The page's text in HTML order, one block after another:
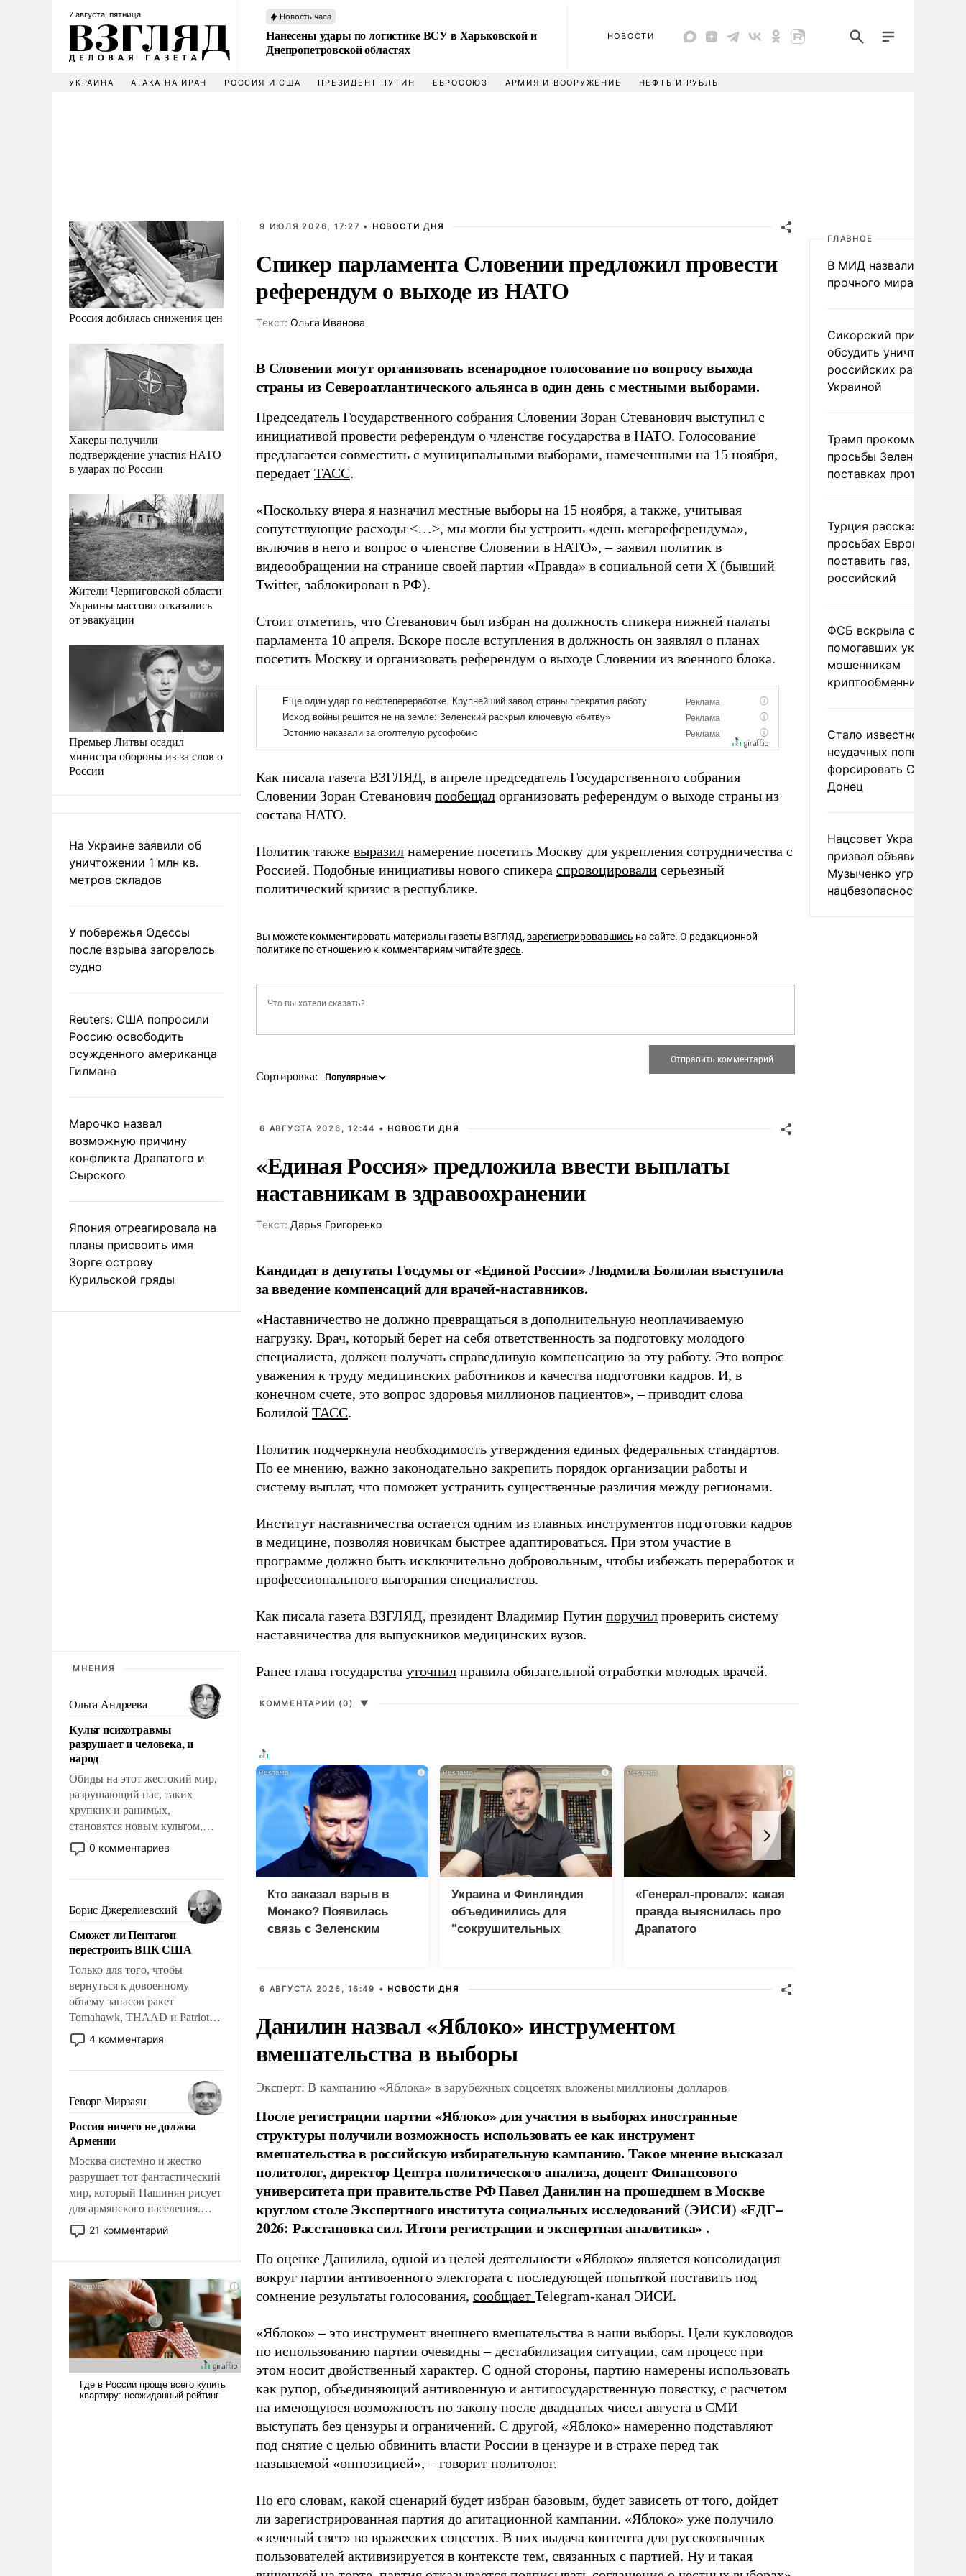
7 августа, пятница Новость часа
Нанесены удары по логистике ВСУ в Харьковской и
Днепропетровской областях
НОВОСТИ
УКРАИНА АТАКА НА ИРАН РОССИЯ И США ПРЕЗИДЕНТ ПУТИН ЕВРОСОЮЗ АРМИЯ И ВООРУЖЕНИЕ НЕФТЬ И РУБЛЬ
Россия добилась снижения цен
Хакеры получили
подтверждение участия НАТО
в ударах по России
Жители Черниговской области
Украины массово отказались
от эвакуации
Премьер Литвы осадил
министра обороны из-за слов о
России
На Украине заявили об
уничтожении 1 млн кв.
метров складов
У побережья Одессы
после взрыва загорелось
судно
Reuters: США попросили
Россию освободить
осужденного американца
Гилмана
Марочко назвал
возможную причину
конфликта Драпатого и
Сырского
Япония отреагировала на
планы присвоить имя
Зорге острову
Курильской гряды
МНЕНИЯ
Ольга Андреева
Культ психотравмы
разрушает и человека, и
народ
Обиды на этот жестокий мир,
разрушающий нас, таких
хрупких и ранимых,
становятся новым культом,
постепенно вытесняя и
отменяя традиционное
мужественным и твердым под
ударами судьбы, брать на себя
ответственность, помогать
слабым, идти вперед и
адаптироваться.
0 комментариев
Борис Джерелиевский
Сможет ли Пентагон
перестроить ВПК США
Только для того, чтобы
вернуться к довоенному
объему запасов ракет
Tomahawk, THAAD и Patriot
США потребуется более трех
лет. Даже небольшая война с
Сложившаяся ситуация
означает многолетний период
уязвимости США, например,
перед Китаем.
4 комментария
Геворг Мирзаян
Россия ничего не должна
Армении
Москва системно и жестко
разрушает тот фантастический
мир, который Пашинян рисует
для армянского населения.
Мир, где политические
прожекты будут безусловно
налогоплательщиков и где
Еревану за свои поступки не
нужно отвечать.
21 комментарий
9 ИЮЛЯ 2026, 17:27 • НОВОСТИ ДНЯ
Спикер парламента Словении предложил провести
референдум о выходе из НАТО
Tекст: Ольга Иванова
В Словении могут организовать всенародное голосование по вопросу выхода
страны из Североатлантического альянса в один день с местными выборами.
Председатель Государственного собрания Словении Зоран Стеванович выступил с
инициативой провести референдум о членстве государства в НАТО. Голосование
предлагается совместить с муниципальными выборами, намеченными на 15 ноября,
передает ТАСС.
«Поскольку вчера я назначил местные выборы на 15 ноября, а также, учитывая
сопутствующие расходы <…>, мы могли бы устроить «день мегареферендума»,
включив в него и вопрос о членстве Словении в НАТО», – заявил политик в
видеообращении на странице своей партии «Правда» в социальной сети X (бывший
Twitter, заблокирован в РФ).
Стоит отметить, что Стеванович был избран на должность спикера нижней палаты
парламента 10 апреля. Вскоре после вступления в должность он заявлял о планах
посетить Москву и организовать референдум о выходе Словении из военного блока.
Как писала газета ВЗГЛЯД, в апреле председатель Государственного собрания
Словении Зоран Стеванович пообещал организовать референдум о выходе страны из
состава НАТО.
Политик также выразил намерение посетить Москву для укрепления сотрудничества с
Россией. Подобные инициативы нового спикера спровоцировали серьезный
политический кризис в республике.
Вы можете комментировать материалы газеты ВЗГЛЯД, зарегистрировавшись на сайте. О редакционной
политике по отношению к комментариям читайтездесь.
Сортировка:
6 АВГУСТА 2026, 12:44 • НОВОСТИ ДНЯ
«Единая Россия» предложила ввести выплаты
наставникам в здравоохранении
Tекст: Дарья Григоренко
Кандидат в депутаты Госдумы от «Единой России» Людмила Болилая выступила
за введение компенсаций для врачей-наставников.
«Наставничество не должно превращаться в дополнительную неоплачиваемую
нагрузку. Врач, который берет на себя ответственность за подготовку молодого
специалиста, должен получать справедливую компенсацию за эту работу. Это вопрос
уважения к труду медицинских работников и качества подготовки кадров. И, в
конечном счете, это вопрос здоровья миллионов пациентов», – приводит слова
Болилой ТАСС.
Политик подчеркнула необходимость утверждения единых федеральных стандартов.
По ее мнению, важно законодательно закрепить порядок организации работы и
систему выплат, что поможет устранить существенные различия между регионами.
Институт наставничества остается одним из главных инструментов подготовки кадров
в медицине, позволяя новичкам быстрее адаптироваться. При этом участие в
программе должно быть исключительно добровольным, чтобы избежать переработок и
профессионального выгорания специалистов.
Как писала газета ВЗГЛЯД, президент Владимир Путин поручил проверить систему
наставничества для выпускников медицинских вузов.
Ранее глава государства уточнил правила обязательной отработки молодых врачей.
КОММЕНТАРИИ (0) ▼
i
Кто заказал взрыв в
Монако? Появилась
связь с Зеленским
i
Украина и Финляндия
объединились для
"сокрушительных
i
«Генерал-провал»: какая
правда выяснилась про
Драпатого
6 АВГУСТА 2026, 16:49 • НОВОСТИ ДНЯ
Данилин назвал «Яблоко» инструментом
вмешательства в выборы
Эксперт: В кампанию «Яблока» в зарубежных соцсетях вложены миллионы долларов
После регистрации партии «Яблоко» для участия в выборах иностранные
структуры получили возможность использовать ее как инструмент
вмешательства в российскую избирательную кампанию. Такое мнение высказал
политолог, директор Центра политического анализа, доцент Финансового
университета при правительстве РФ Павел Данилин на прошедшем в Москве
круглом столе Экспертного института социальных исследований (ЭИСИ) «ЕДГ–
2026: Расстановка сил. Итоги регистрации и экспертная аналитика» .
По оценке Данилила, одной из целей деятельности «Яблоко» является консолидация
вокруг партии антивоенного электората с последующей попыткой поставить под
сомнение результаты голосования, сообщает Telegram-канал ЭИСИ.
«Яблоко» – это инструмент внешнего вмешательства в наши выборы. Цели кукловодов
по использованию партии очевидны – дестабилизация ситуации, сам процесс при
этом носит двойственный характер. С одной стороны, партию намерены использовать
как рупор, объединяющий антивоенную и антигосударственную повестку, с расчетом
на имеющуюся возможность по закону после двадцатых чисел августа в СМИ
выступать без цензуры и ограничений. С другой, «Яблоко» намеренно подставляют
под снятие с целью обвинить власти России в цензуре и в страхе перед так
называемой «оппозицией», – говорит политолог.
По его словам, какой сценарий будет избран базовым, будет зависеть от того, дойдет
ли зарегистрированная партия до агитационной кампании. «Яблоко» уже получило
«зеленый свет» во вражеских соцсетях. В них выдача контента для русскоязычных
пользователей активизируется в контексте тем, связанных с партией. Ну и такая
ГЛАВНОЕ
В МИД назвали условия
прочного мира на
Сикорский призвал
обсудить уничтожение
российских ракет над
Украиной
Трамп
просьбы Зеленского о
поставках
Турция рассказала о
просьбах Европы
поставить газ, но не
российский
ФСБ вскрыла сеть
помогавших
мошенникам
криптообменников
Стало известно о
неудачных попытках
форсировать
Донец
Нацсовет Украины по
призвал объявить
Музыченко угрозой
нацбезопасности